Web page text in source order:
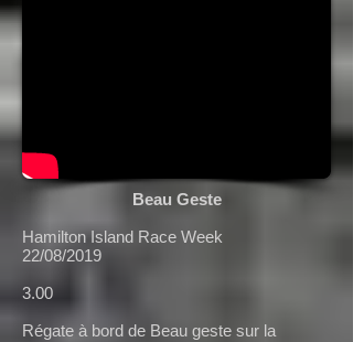
Beau Geste
Hamilton Island Race Week
22/08/2019
3.00
Régate à bord de Beau geste sur la